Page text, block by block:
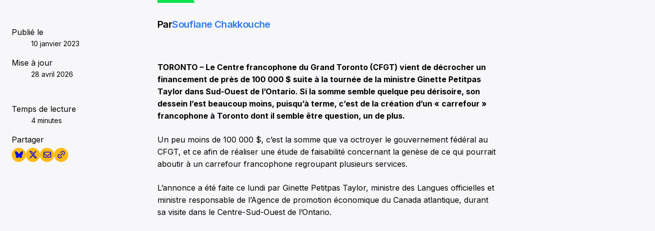
Publié le
10 janvier 2023
Mise à jour
28 avril 2026
Temps de lecture
4 minutes
Partager
ParSoufiane Chakkouche
TORONTO – Le Centre francophone du Grand Toronto (CFGT) vient de décrocher un
financement de près de 100 000 $ suite à la tournée de la ministre Ginette Petitpas
Taylor dans Sud-Ouest de l’Ontario. Si la somme semble quelque peu dérisoire, son
dessein l’est beaucoup moins, puisqu’à terme, c’est de la création d’un « carrefour »
francophone à Toronto dont il semble être question, un de plus.
Un peu moins de 100 000 $, c’est la somme que va octroyer le gouvernement fédéral au
CFGT, et ce afin de réaliser une étude de faisabilité concernant la genèse de ce qui pourrait
aboutir à un carrefour francophone regroupant plusieurs services.
L’annonce a été faite ce lundi par Ginette Petitpas Taylor, ministre des Langues officielles et
ministre responsable de l’Agence de promotion économique du Canada atlantique, durant
sa visite dans le Centre-Sud-Ouest de l’Ontario.